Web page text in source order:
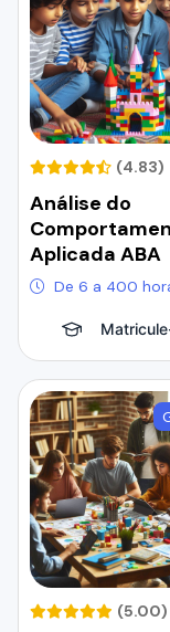
(4.83)
Análise do
Aplicada ABA
De 6 a 400
(5.00)